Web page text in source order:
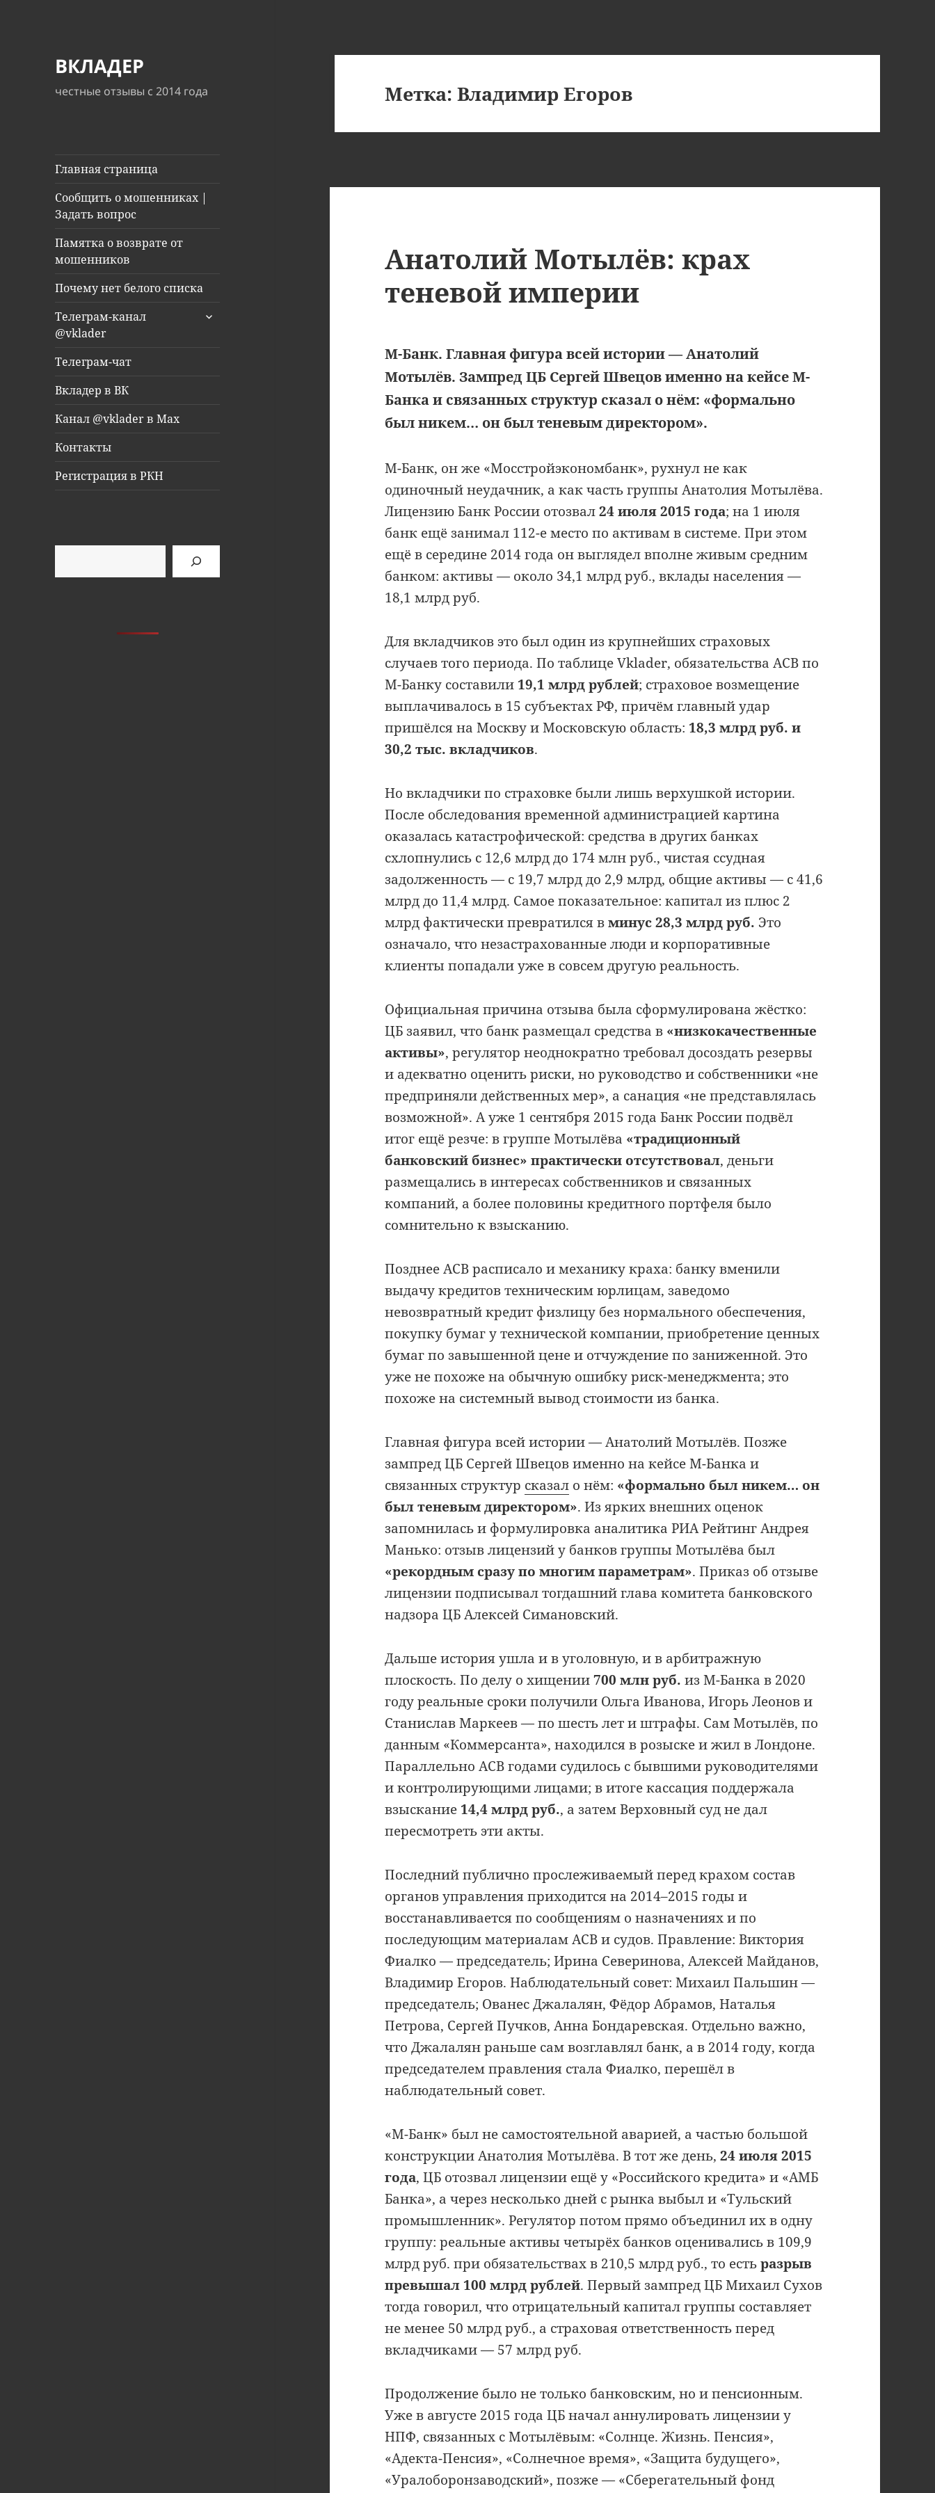
ВКЛАДЕР
честные отзывы с 2014 года
Главная страница
Сообщить о мошенниках |
Задать вопрос
Памятка о возврате от
мошенников
Почему нет белого списка
Телеграм-канал
@vklader
раскрыть
Телеграм-чат
Вкладер в ВК
Канал @vklader в Max
Контакты
Регистрация в РКН
Метка:Владимир Егоров
Анатолий Мотылёв: крах
теневой империи
М-Банк. Главная фигура всей истории — Анатолий
Мотылёв. Зампред ЦБ Сергей Швецов именно на кейсе М-
Банка и связанных структур сказал о нём: «формально
был никем… он был теневым директором».
М-Банк, он же «Мосстройэкономбанк», рухнул не как
одиночный неудачник, а как часть группы Анатолия Мотылёва.
Лицензию Банк России отозвал24 июля 2015 года; на 1 июля
банк ещё занимал 112-е место по активам в системе. При этом
ещё в середине 2014 года он выглядел вполне живым средним
банком: активы — около 34,1 млрд руб., вклады населения —
18,1 млрд руб.
Для вкладчиков это был один из крупнейших страховых
случаев того периода. По таблице Vklader, обязательства АСВ по
М-Банку составили 19,1 млрд рублей; страховое возмещение
выплачивалось в 15 субъектах РФ, причём главный удар
пришёлся на Москву и Московскую область: 18,3 млрд руб. и
30,2 тыс. вкладчиков.
Но вкладчики по страховке были лишь верхушкой истории.
После обследования временной администрацией картина
оказалась катастрофической: средства в других банках
схлопнулись с 12,6 млрд до 174 млн руб., чистая ссудная
задолженность — с 19,7 млрд до 2,9 млрд, общие активы — с 41,6
млрд до 11,4 млрд. Самое показательное: капитал из плюс 2
млрд фактически превратился вминус 28,3 млрд руб. Это
означало, что незастрахованные люди и корпоративные
клиенты попадали уже в совсем другую реальность.
Официальная причина отзыва была сформулирована жёстко:
ЦБ заявил, что банк размещал средства в «низкокачественные
активы», регулятор неоднократно требовал досоздать резервы
и адекватно оценить риски, но руководство и собственники «не
предприняли действенных мер», а санация «не представлялась
возможной». А уже 1 сентября 2015 года Банк России подвёл
итог ещё резче: в группе Мотылёва «традиционный
банковский бизнес» практически отсутствовал, деньги
размещались в интересах собственников и связанных
компаний, а более половины кредитного портфеля было
сомнительно к взысканию.
Позднее АСВ расписало и механику краха: банку вменили
выдачу кредитов техническим юрлицам, заведомо
невозвратный кредит физлицу без нормального обеспечения,
покупку бумаг у технической компании, приобретение ценных
бумаг по завышенной цене и отчуждение по заниженной. Это
уже не похоже на обычную ошибку риск-менеджмента; это
похоже на системный вывод стоимости из банка.
Главная фигура всей истории — Анатолий Мотылёв. Позже
зампред ЦБ Сергей Швецов именно на кейсе М-Банка и
связанных структур сказал о нём: «формально был никем… он
был теневым директором». Из ярких внешних оценок
запомнилась и формулировка аналитика РИА Рейтинг Андрея
Манько: отзыв лицензий у банков группы Мотылёва был
«рекордным сразу по многим параметрам». Приказ об отзыве
лицензии подписывал тогдашний глава комитета банковского
надзора ЦБ Алексей Симановский.
Дальше история ушла и в уголовную, и в арбитражную
плоскость. По делу о хищении700 млн руб. из М-Банка в 2020
году реальные сроки получили Ольга Иванова, Игорь Леонов и
Станислав Маркеев — по шесть лет и штрафы. Сам Мотылёв, по
данным «Коммерсанта», находился в розыске и жил в Лондоне.
Параллельно АСВ годами судилось с бывшими руководителями
и контролирующими лицами; в итоге кассация поддержала
взыскание 14,4 млрд руб., а затем Верховный суд не дал
пересмотреть эти акты.
Последний публично прослеживаемый перед крахом состав
органов управления приходится на 2014–2015 годы и
восстанавливается по сообщениям о назначениях и по
последующим материалам АСВ и судов. Правление: Виктория
Фиалко — председатель; Ирина Северинова, Алексей Майданов,
Владимир Егоров. Наблюдательный совет: Михаил Пальшин —
председатель; Ованес Джалалян, Фёдор Абрамов, Наталья
Петрова, Сергей Пучков, Анна Бондаревская. Отдельно важно,
что Джалалян раньше сам возглавлял банк, а в 2014 году, когда
председателем правления стала Фиалко, перешёл в
наблюдательный совет.
«М-Банк» был не самостоятельной аварией, а частью большой
конструкции Анатолия Мотылёва. В тот же день,24 июля 2015
года, ЦБ отозвал лицензии ещё у «Российского кредита» и «АМБ
Банка», а через несколько дней с рынка выбыл и «Тульский
промышленник». Регулятор потом прямо объединил их в одну
группу: реальные активы четырёх банков оценивались в 109,9
млрд руб. при обязательствах в 210,5 млрд руб., то естьразрыв
превышал 100 млрд рублей. Первый зампред ЦБ Михаил Сухов
тогда говорил, что отрицательный капитал группы составляет
не менее 50 млрд руб., а страховая ответственность перед
вкладчиками — 57 млрд руб.
Продолжение было не только банковским, но и пенсионным.
Уже в августе 2015 года ЦБ начал аннулировать лицензии у
НПФ, связанных с Мотылёвым: «Солнце. Жизнь. Пенсия»,
«Адекта-Пенсия», «Солнечное время», «Защита будущего»,
«Уралоборонзаводский», позже — «Сберегательный фонд